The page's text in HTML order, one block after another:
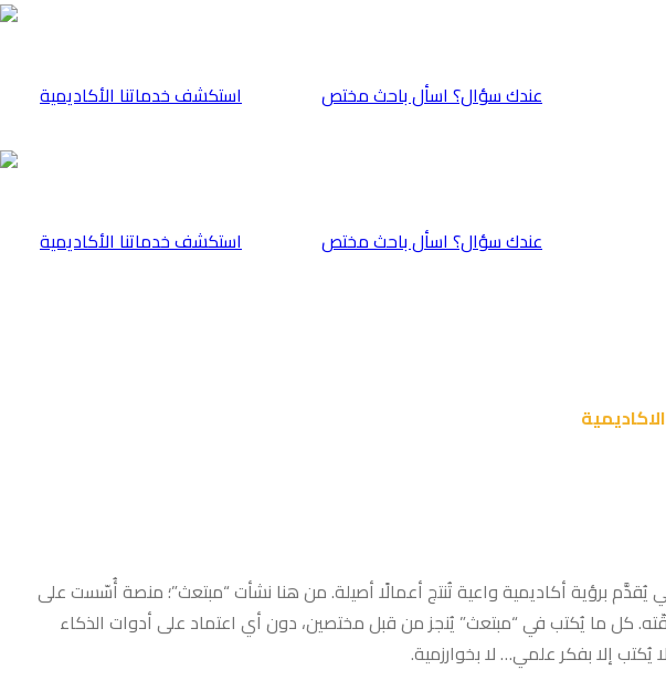
⁠استكشف خدماتنا الأكاديمية عندك سؤال؟ اسأل باحث مختص
⁠استكشف خدماتنا الأكاديمية عندك سؤال؟ اسأل باحث مختص
برؤية أكاديمية واعية تُنتج أعمالًا أصيلة. من هنا نشأت “مبتعث”؛ منصة أُسّست على
كل ما يُكتب في “مبتعث” يُنجز من قبل مختصين، دون أي اعتماد على أدوات الذكاء
إلا بفكر علمي… لا بخوارزمية.